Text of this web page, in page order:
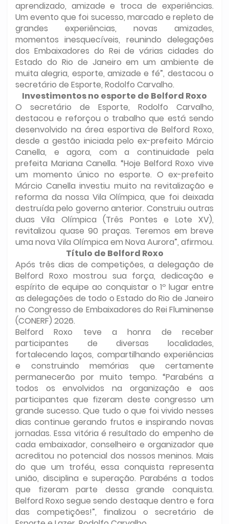
aprendizado, amizade e troca de experiências.
Um evento que foi sucesso, marcado e repleto de
grandes experiências, novas amizades,
momentos inesquecíveis, reunindo delegações
dos Embaixadores do Rei de várias cidades do
Estado do Rio de Janeiro em um ambiente de
muita alegria, esporte, amizade e fé”, destacou o
secretário de Esporte, Rodolfo Carvalho.
Investimentos no esporte de Belford Roxo
O secretário de Esporte, Rodolfo Carvalho,
destacou e reforçou o trabalho que está sendo
desenvolvido na área esportiva de Belford Roxo,
desde a gestão iniciada pelo ex-prefeito Márcio
Canella, e agora, com a continuidade pela
prefeita Mariana Canella. “Hoje Belford Roxo vive
um momento único no esporte. O ex-prefeito
Márcio Canella investiu muito na revitalização e
reforma da nossa Vila Olímpica, que foi deixada
destruída pelo governo anterior. Construiu outras
duas Vila Olímpica (Três Pontes e Lote XV),
revitalizou quase 90 praças. Teremos em breve
uma nova Vila Olímpica em Nova Aurora”, afirmou.
Título de Belford Roxo
Após três dias de competições, a delegação de
Belford Roxo mostrou sua força, dedicação e
espírito de equipe ao conquistar o 1º lugar entre
as delegações de todo o Estado do Rio de Janeiro
no Congresso de Embaixadores do Rei Fluminense
(CONERF) 2026.
Belford Roxo teve a honra de receber
participantes de diversas localidades,
fortalecendo laços, compartilhando experiências
e construindo memórias que certamente
permanecerão por muito tempo. “Parabéns a
todos os envolvidos na organização e aos
participantes que fizeram deste congresso um
grande sucesso. Que tudo o que foi vivido nesses
dias continue gerando frutos e inspirando novas
jornadas. Essa vitória é resultado do empenho de
cada embaixador, conselheiro e organizador que
acreditou no potencial dos nossos meninos. Mais
do que um troféu, essa conquista representa
união, disciplina e superação. Parabéns a todos
que fizeram parte dessa grande conquista.
Belford Roxo segue sendo destaque dentro e fora
das competições!”, finalizou o secretário de